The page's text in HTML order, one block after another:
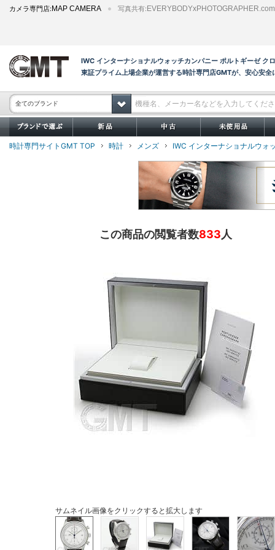
カメラ専門店:MAP CAMERA 写真共有: EVERYBODYxPHOTOGRAPHER.com
IWC インターナショナルウォッチカンパニー ポルトギーゼ
東証プライム上場企業が運営する時計専門店GMTが、安心安
全てのブランド
時計専門サイトGMT TOP 時計 メンズ IWC インターナショナルウォ
この商品の閲覧者数833人
サムネイル画像をクリックすると拡大します